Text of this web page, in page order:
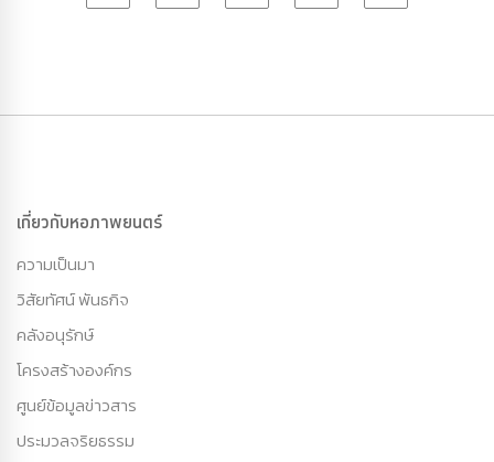
เกี่ยวกับหอภาพยนตร์
ความเป็นมา
วิสัยทัศน์ พันธกิจ
คลังอนุรักษ์
โครงสร้างองค์กร
ศูนย์ข้อมูลข่าวสาร
ประมวลจริยธรรม